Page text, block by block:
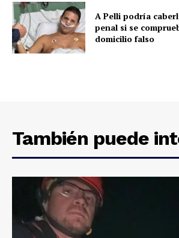
A Pelli podría
penal si se
domicilio falso
También puede